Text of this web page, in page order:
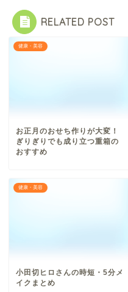
RELATED POST
健康・美容
お正月のおせち作りが大変！
ぎりぎりでも成り立つ重箱の
おすすめ
健康・美容
小田切ヒロさんの時短・5分メ
イクまとめ